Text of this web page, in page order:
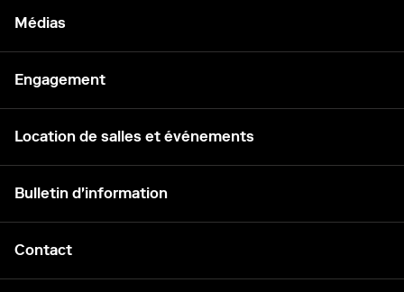
Médias
Engagement
Location de salles et événements
Bulletin d'information
Contact